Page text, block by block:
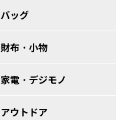
バッグ
財布・小物
家電・デジモノ
アウトドア